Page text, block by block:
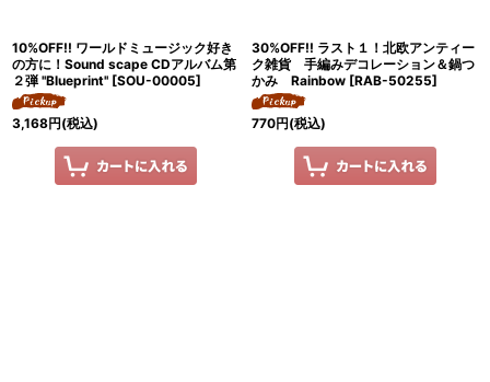
10%OFF!! ワールドミュージック好き
の方に！Sound scape CDアルバム第
２弾 ''Blueprint'' [SOU-00005]
3,168円(税込)
30%OFF!! ラスト１！北欧アンティー
ク雑貨 手編みデコレーション＆鍋つ
かみ Rainbow [RAB-50255]
770円(税込)